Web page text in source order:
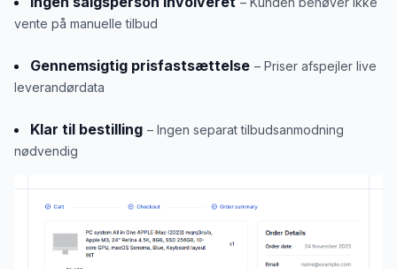
vente på manuelle tilbud
Gennemsigtig prisfastsættelse – Priser afspejler live
leverandørdata
Klar til bestilling – Ingen separat tilbudsanmodning
nødvendig